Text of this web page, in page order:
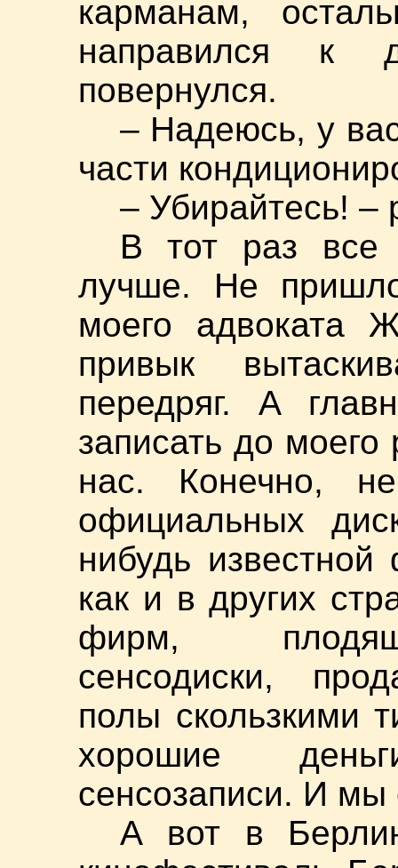
карманам,
направился к
повернулся.
– Надеюсь, у
части
– Убирайтесь! –
В тот раз все
лучше. Не
моего адвоката
привык
передряг. А
записать до моего
нас. Конечно,
официальных
нибудь
как и в других
фирм,
сенсодиски,
полы скользкими
хорошие
сенсозаписи. И мы
А вот в